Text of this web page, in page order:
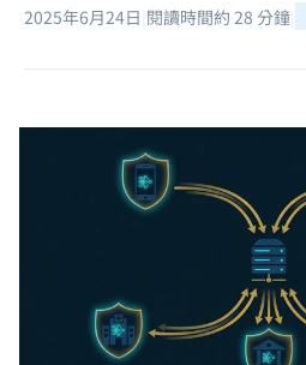
2025年6月24日 閱讀時間約 28 分鐘